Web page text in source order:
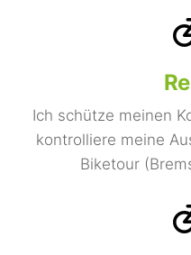
Ich schütze meinen
kontrolliere meine
Biketour